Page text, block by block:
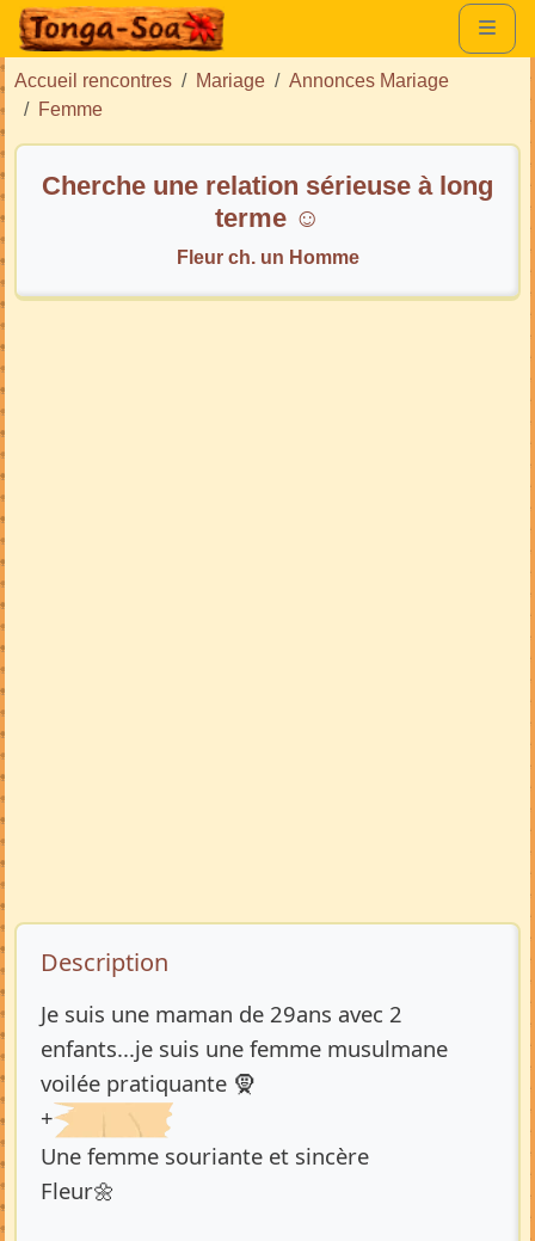
Accueil rencontres Mariage
Annonces Mariage
Femme
Cherche une relation sérieuse à long
terme ☺️
Fleur ch. un Homme
Description de l’annonce
Description
Je suis une maman de 29ans avec 2
enfants...je suis une femme musulmane
voilée pratiquante 🧕
+
Une femme souriante et sincère
Fleur🌼